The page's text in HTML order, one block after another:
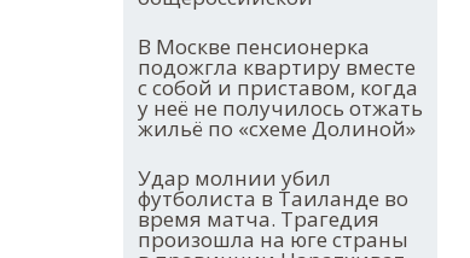
В Москве пенсионерка
подожгла квартиру вместе
с собой и приставом, когда
у неё не получилось отжать
жильё по «схеме Долиной»
Удар молнии убил
футболиста в Таиланде во
время матча. Трагедия
произошла на юге страны